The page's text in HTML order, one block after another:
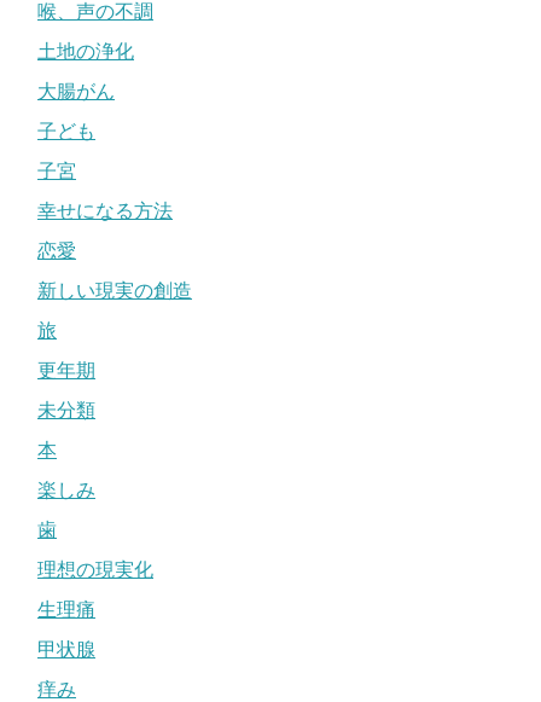
喉、声の不調
土地の浄化
大腸がん
子ども
子宮
幸せになる方法
恋愛
新しい現実の創造
旅
更年期
未分類
本
楽しみ
歯
理想の現実化
生理痛
甲状腺
痒み